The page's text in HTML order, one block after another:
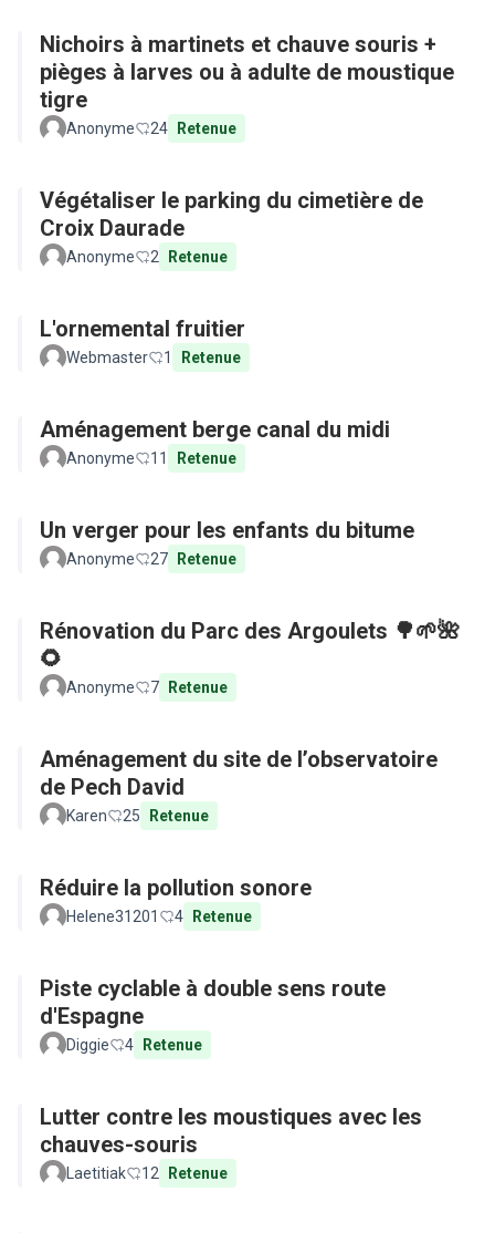
Nichoirs à martinets et chauve souris +
pièges à larves ou à adulte de moustique
tigre
Anonyme 24 Retenue
Végétaliser le parking du cimetière de
Croix Daurade
Anonyme 2 Retenue
L'ornemental fruitier
Webmaster 1 Retenue
Aménagement berge canal du midi
Anonyme 11 Retenue
Un verger pour les enfants du bitume
Anonyme 27 Retenue
Rénovation du Parc des Argoulets 🌳🌱🌺
🌻
Anonyme 7 Retenue
Aménagement du site de l’observatoire
de Pech David
Karen 25 Retenue
Réduire la pollution sonore
Helene31201 4 Retenue
Piste cyclable à double sens route
d'Espagne
Diggie 4 Retenue
Lutter contre les moustiques avec les
chauves-souris
Laetitiak 12 Retenue